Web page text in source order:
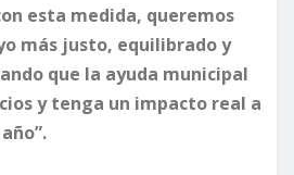
esta medida, queremos
más justo, equilibrado y
que la ayuda municipal
y tenga un impacto real a